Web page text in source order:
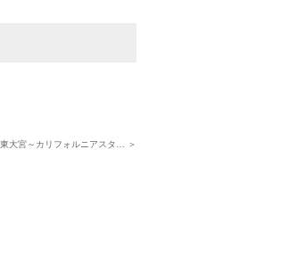
大宮～カリフォルニアスタ… ＞